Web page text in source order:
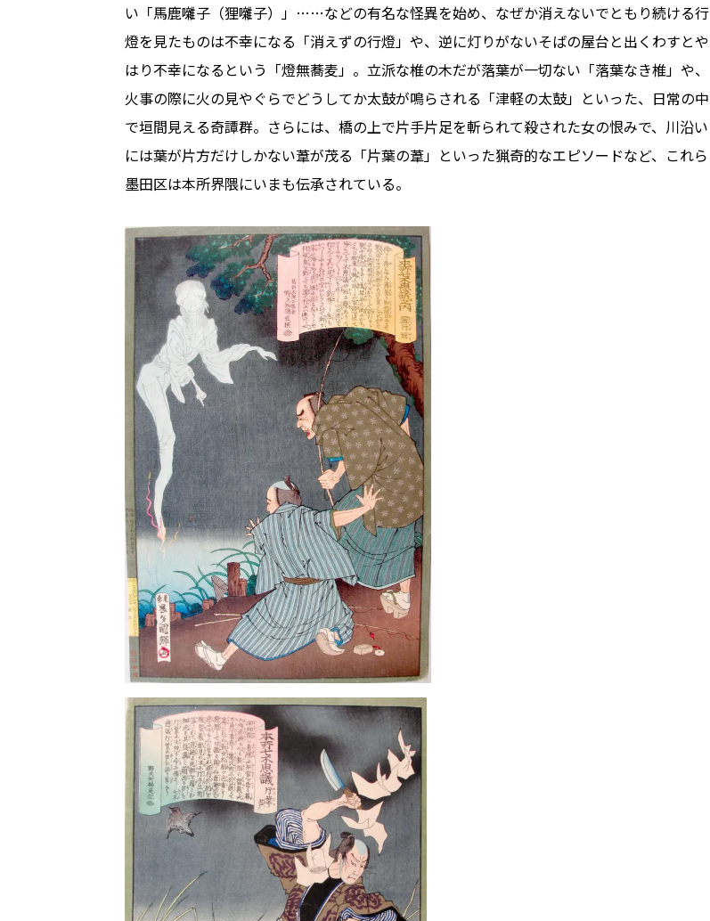
い「馬鹿囃子（狸囃子）」……などの有名な怪異を始め、なぜか消えないでともり続ける行
燈を見たものは不幸になる「消えずの行燈」や、逆に灯りがないそばの屋台と出くわすとや
はり不幸になるという「燈無蕎麦」。立派な椎の木だが落葉が一切ない「落葉なき椎」や、
火事の際に火の見やぐらでどうしてか太鼓が鳴らされる「津軽の太鼓」といった、日常の中
で垣間見える奇譚群。さらには、橋の上で片手片足を斬られて殺された女の恨みで、川沿い
には葉が片方だけしかない葦が茂る「片葉の葦」といった猟奇的なエピソードなど、これら
墨田区は本所界隈にいまも伝承されている。